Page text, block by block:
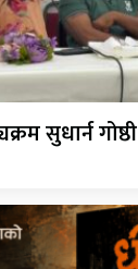
सुधार्न गोष्ठी